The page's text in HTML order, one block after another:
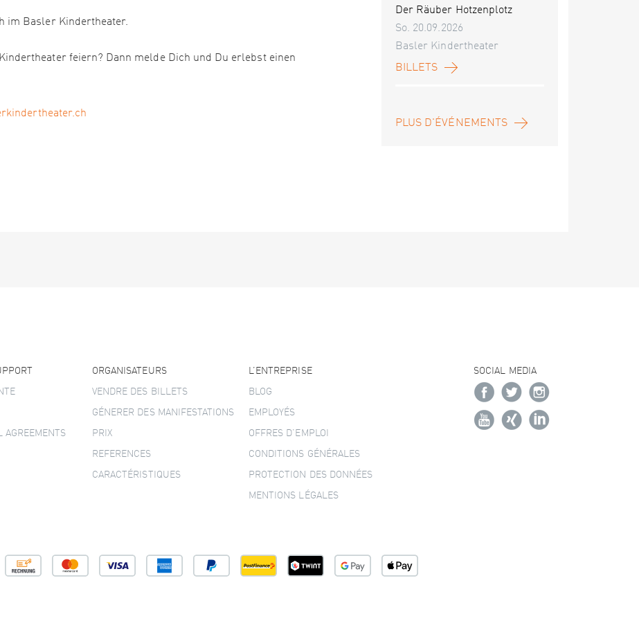
im Basler Kindertheater.
feiern? Dann melde Dich und Du erlebst einen
Der Räuber Hotzenplotz
So. 20.09.2026
Basler Kindertheater
BILLETS
PLUS D'ÉVÉNEMENTS
AGREEMENTS
ORGANISATEURS
VENDRE DES BILLETS
GÉNERER DES MANIFESTATIONS
PRIX
REFERENCES
CARACTÉRISTIQUES
L’ENTREPRISE
BLOG
EMPLOYÉS
OFFRES D’EMPLOI
CONDITIONS GÉNÉRALES
PROTECTION DES DONNÉES
MENTIONS LÉGALES
SOCIAL MEDIA